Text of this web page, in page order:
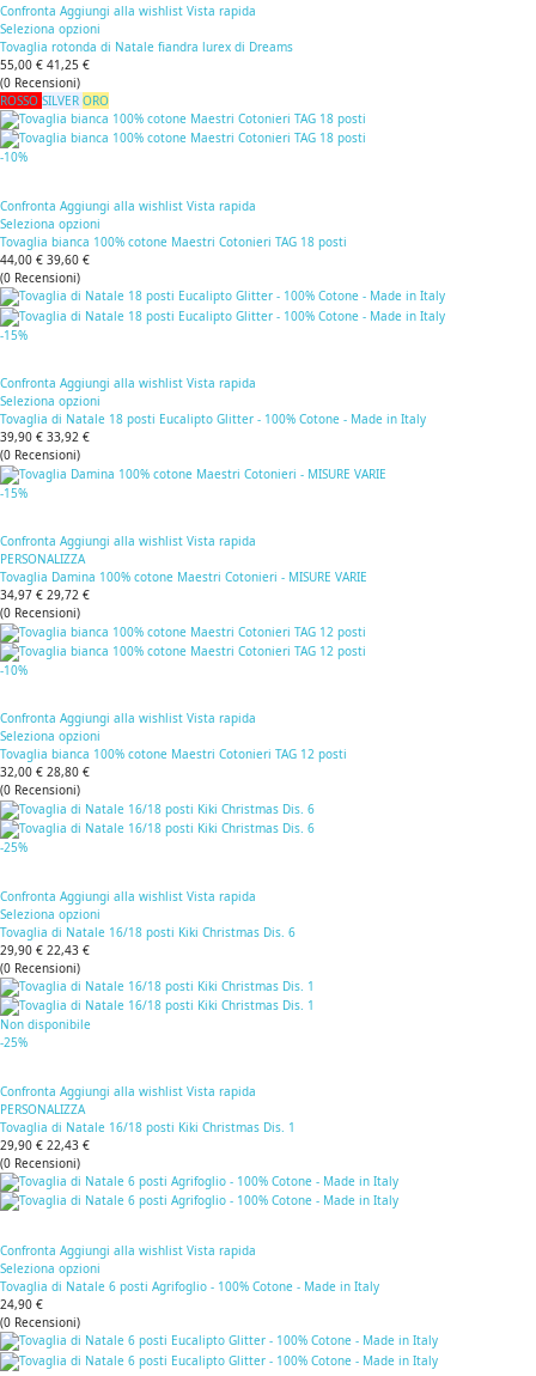
Confronta Aggiungi alla wishlist Vista rapida
Seleziona opzioni
Tovaglia rotonda di Natale fiandra lurex di Dreams
55,00 € 41,25 €
(0 Recensioni)
ROSSO SILVER ORO
-10%
Confronta Aggiungi alla wishlist Vista rapida
Seleziona opzioni
Tovaglia bianca 100% cotone Maestri Cotonieri TAG 18 posti
44,00 € 39,60 €
(0 Recensioni)
-15%
Confronta Aggiungi alla wishlist Vista rapida
Seleziona opzioni
Tovaglia di Natale 18 posti Eucalipto Glitter - 100% Cotone - Made in Italy
39,90 € 33,92 €
(0 Recensioni)
-15%
Confronta Aggiungi alla wishlist Vista rapida
PERSONALIZZA
Tovaglia Damina 100% cotone Maestri Cotonieri - MISURE VARIE
34,97 € 29,72 €
(0 Recensioni)
-10%
Confronta Aggiungi alla wishlist Vista rapida
Seleziona opzioni
Tovaglia bianca 100% cotone Maestri Cotonieri TAG 12 posti
32,00 € 28,80 €
(0 Recensioni)
-25%
Confronta Aggiungi alla wishlist Vista rapida
Seleziona opzioni
Tovaglia di Natale 16/18 posti Kiki Christmas Dis. 6
29,90 € 22,43 €
(0 Recensioni)
Non disponibile
-25%
Confronta Aggiungi alla wishlist Vista rapida
PERSONALIZZA
Tovaglia di Natale 16/18 posti Kiki Christmas Dis. 1
29,90 € 22,43 €
(0 Recensioni)
Confronta Aggiungi alla wishlist Vista rapida
Seleziona opzioni
Tovaglia di Natale 6 posti Agrifoglio - 100% Cotone - Made in Italy
24,90 €
(0 Recensioni)